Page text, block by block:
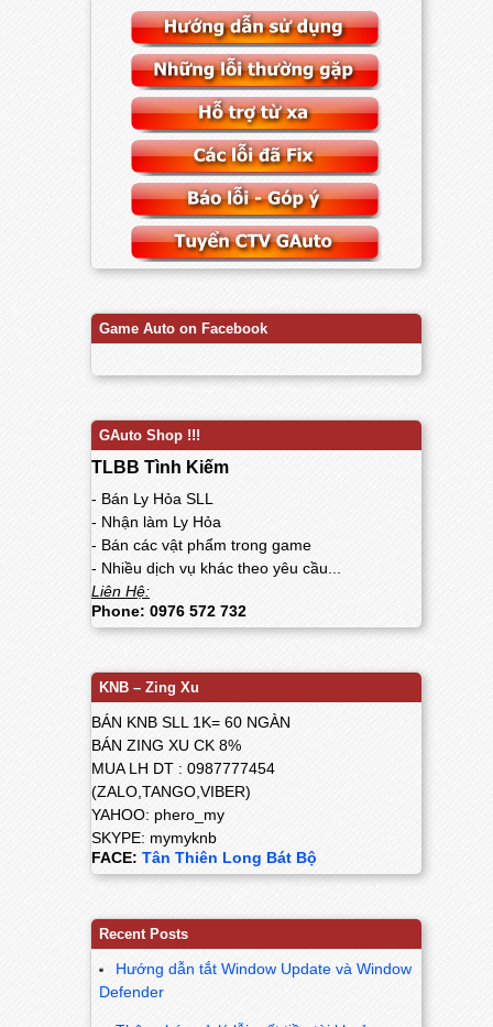
Game Auto on Facebook
GAuto Shop !!!
TLBB Tình Kiếm
- Bán Ly Hỏa SLL
- Nhận làm Ly Hỏa
- Bán các vật phẩm trong game
- Nhiều dịch vụ khác theo yêu cầu...
Liên Hệ:
Phone: 0976 572 732
KNB – Zing Xu
BÁN KNB SLL 1K= 60 NGÀN
BÁN ZING XU CK 8%
MUA LH DT : 0987777454
(ZALO,TANGO,VIBER)
YAHOO: phero_my
SKYPE: mymyknb
FACE: Tân Thiên Long Bát Bộ
Recent Posts
Hướng dẫn tắt Window Update và Window
Defender